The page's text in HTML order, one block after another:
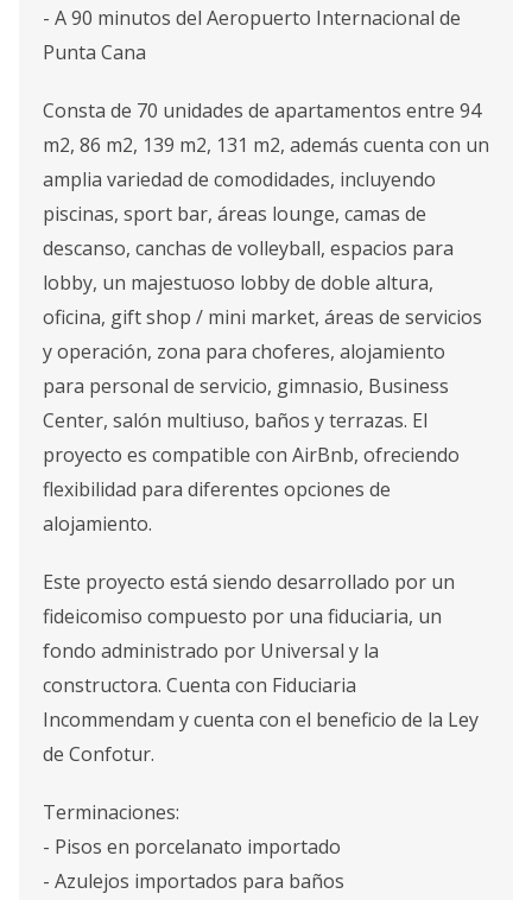
- A 90 minutos del Aeropuerto Internacional de
Punta Cana
Consta de 70 unidades de apartamentos entre 94
m2, 86 m2, 139 m2, 131 m2, además cuenta con un
amplia variedad de comodidades, incluyendo
piscinas, sport bar, áreas lounge, camas de
descanso, canchas de volleyball, espacios para
lobby, un majestuoso lobby de doble altura,
oficina, gift shop / mini market, áreas de servicios
y operación, zona para choferes, alojamiento
para personal de servicio, gimnasio, Business
Center, salón multiuso, baños y terrazas. El
proyecto es compatible con AirBnb, ofreciendo
flexibilidad para diferentes opciones de
alojamiento.
Este proyecto está siendo desarrollado por un
fideicomiso compuesto por una fiduciaria, un
fondo administrado por Universal y la
constructora. Cuenta con Fiduciaria
Incommendam y cuenta con el beneficio de la Ley
de Confotur.
Terminaciones:
- Pisos en porcelanato importado
- Azulejos importados para baños